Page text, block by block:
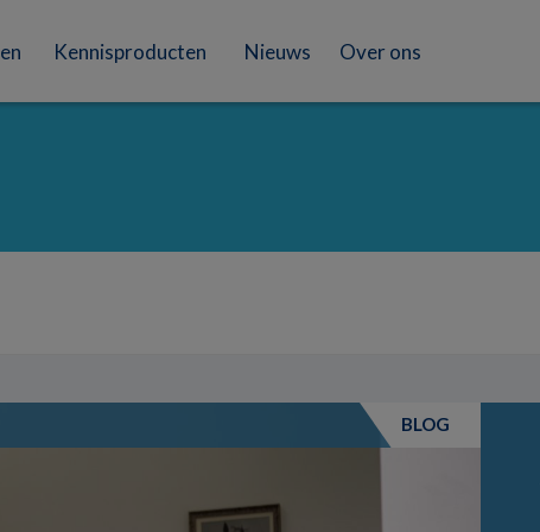
Kennisproducten Nieuws Over ons
BLOG